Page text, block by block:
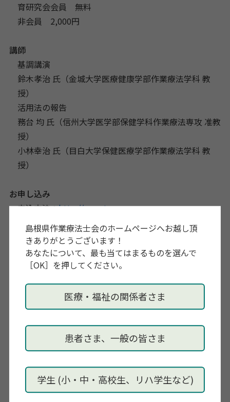
島根県作業療法士会のホームページへお越し頂
きありがとうございます！
あなたについて、最も当てはまるものを選んで
［OK］を押してください。
医療・福祉の関係者さま
患者さま、一般の皆さま
学生 (小・中・高校生、リハ学生など)
育研究会会員 無料
非会員 2,000円
講師
基調講演
鈴木孝治 氏（金城大学医療健康学部作業療法学科 教
授）
活用法の報告
務台 均 氏（信州大学医学部保健学科作業療法専攻 准教
授）
小林幸治 氏（目白大学保健医療学部作業療法学科 教
授）
お申し込み
申込方法：http://ccs-ot-
education.kenkyuukai.jp/special/?id=41850
申し込み期限
2025年1月6日（月）まで
クリニカル・クラークシップに基づく作業療法臨床教
育研究会
問い合わせ先
クリニカル・クラークシップに基づく作業療法臨床教
育研究会事務局
【Mail】ccs_ot_education@yahoo.co.jp担当：野村